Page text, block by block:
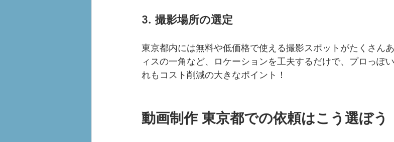
3. 撮影場所の選定
東京都内には無料や低価格で使える撮影スポットがたくさん
ィスの一角など、ロケーションを工夫するだけで、プロっぽ
れもコスト削減の大きなポイント！
動画制作 東京都での依頼はこう選ぼう